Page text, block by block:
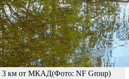
3 км от МКАД(Фото: NF Group)